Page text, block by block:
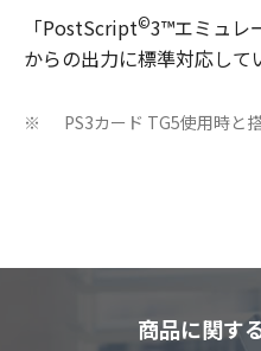
「PostScript©3™エミュレ
からの出力に標準対応して
※ PS3カード TG5使用時と
商品に関す